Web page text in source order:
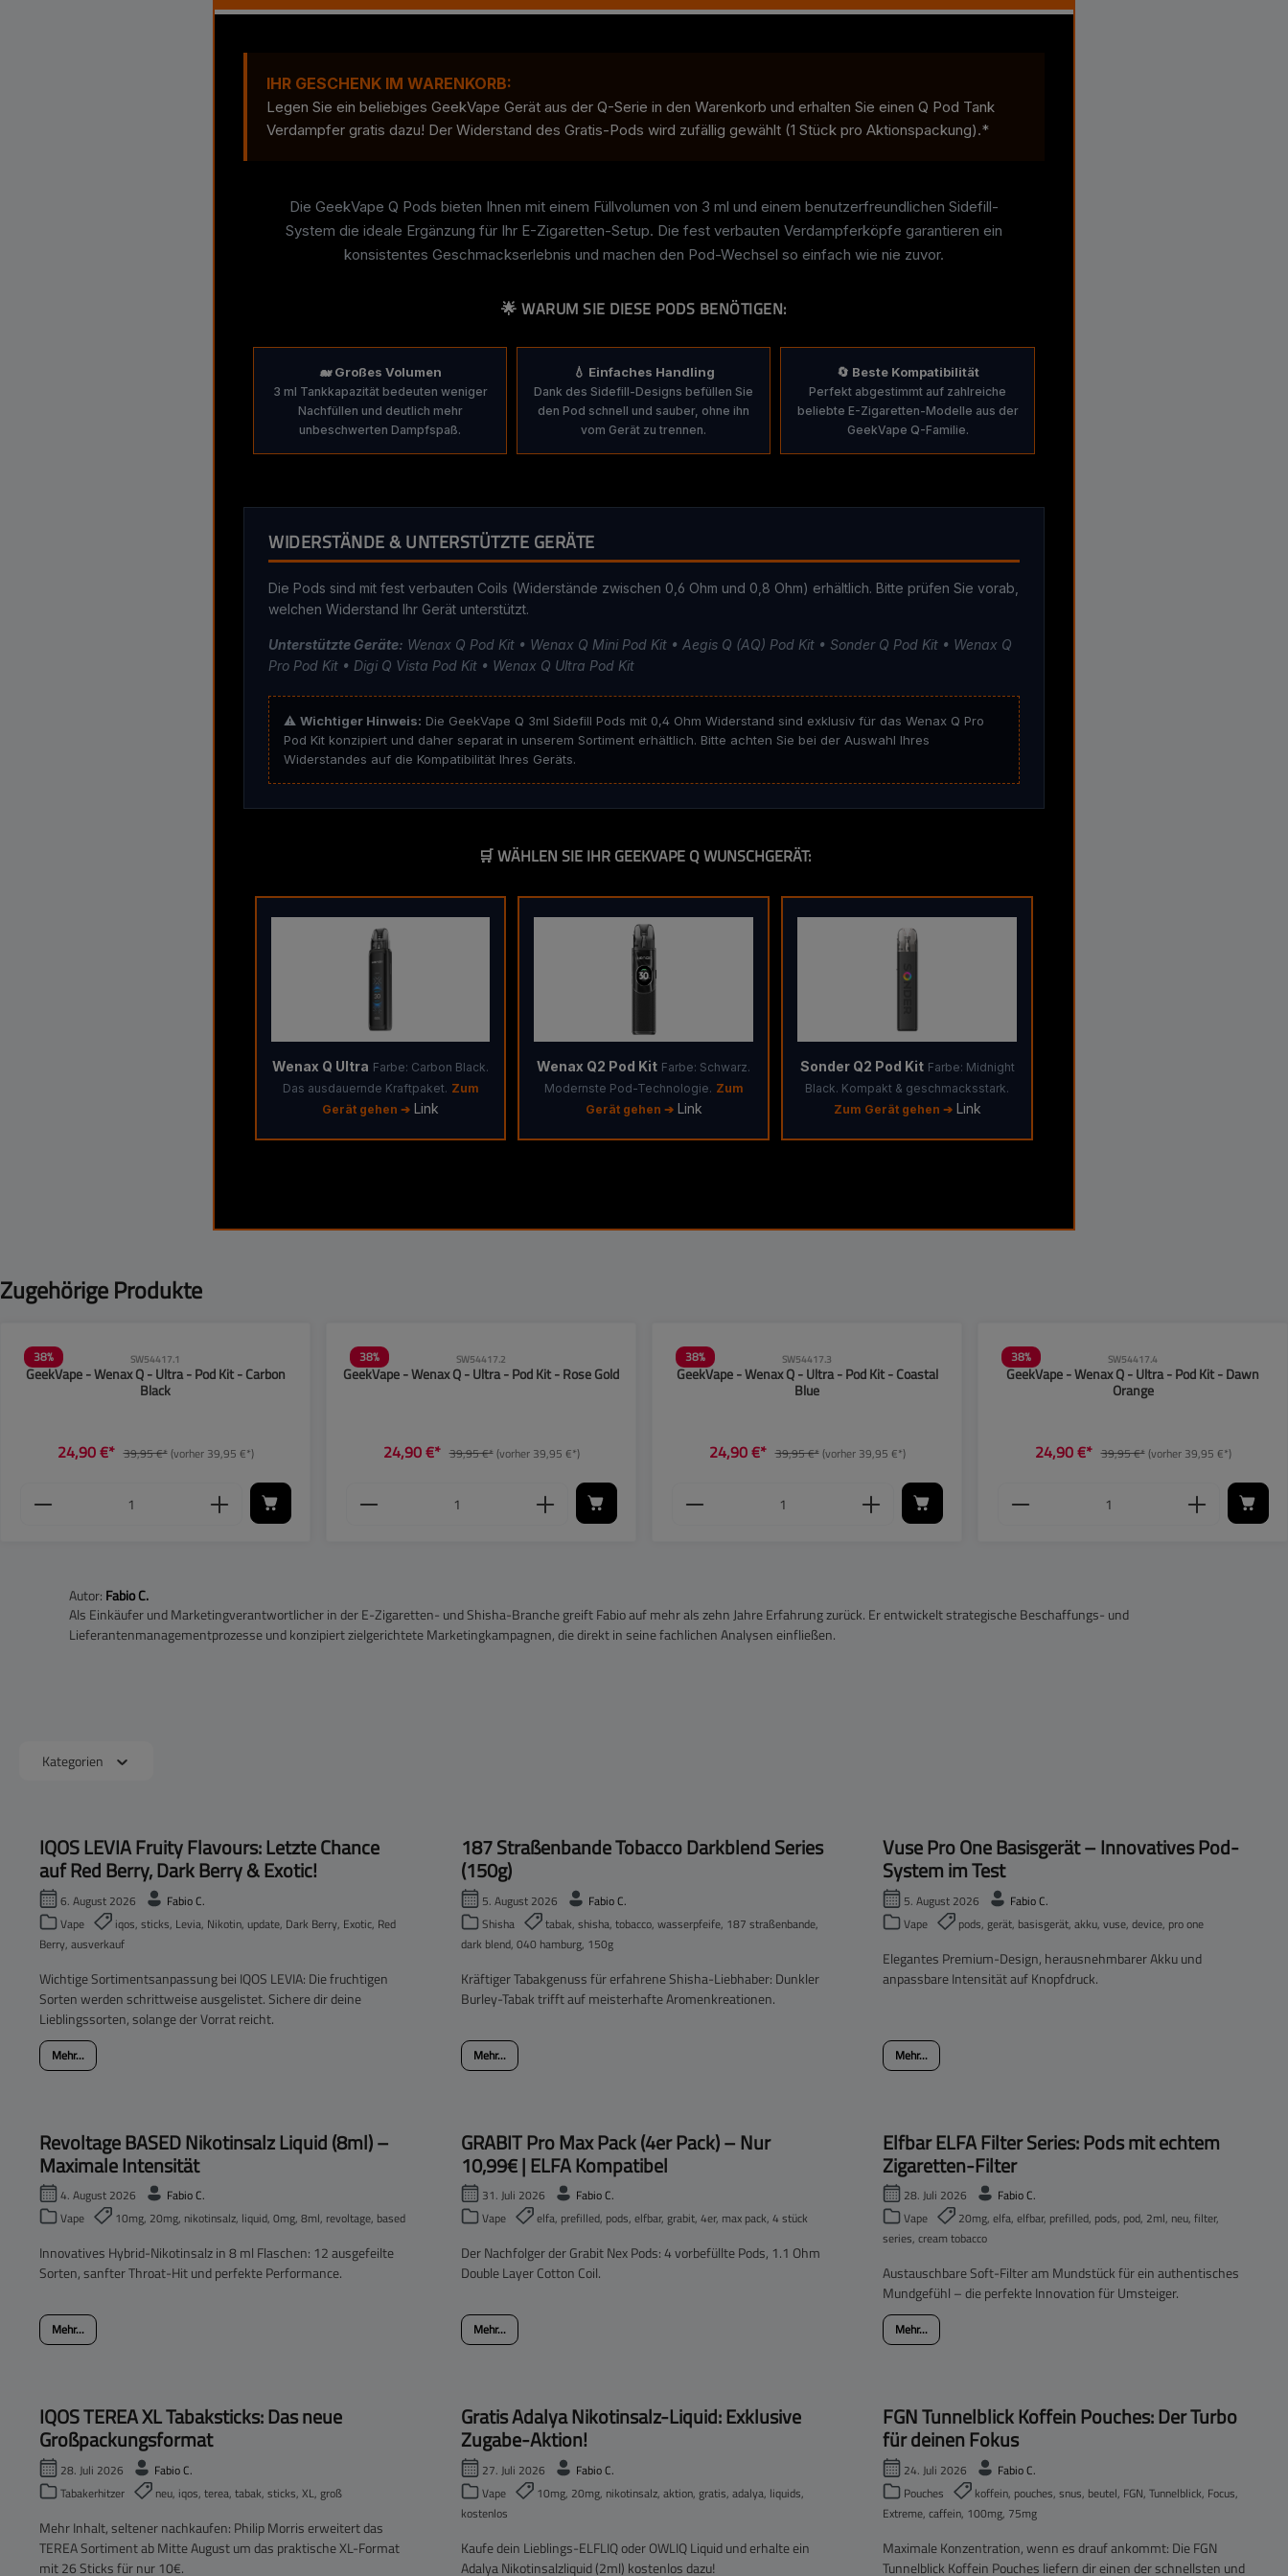
IHR GESCHENK IM WARENKORB:
Legen Sie ein beliebiges GeekVape Gerät aus der Q-Serie in den Warenkorb und erhalten Sie einen Q Pod Tank
Verdampfer gratis dazu! Der Widerstand des Gratis-Pods wird zufällig gewählt (1 Stück pro Aktionspackung).*
Die GeekVape Q Pods bieten Ihnen mit einem Füllvolumen von 3 ml und einem benutzerfreundlichen Sidefill-
System die ideale Ergänzung für Ihr E-Zigaretten-Setup. Die fest verbauten Verdampferköpfe garantieren ein
konsistentes Geschmackserlebnis und machen den Pod-Wechsel so einfach wie nie zuvor.
🌟 WARUM SIE DIESE PODS BENÖTIGEN:
🐋 Großes Volumen
3 ml Tankkapazität bedeuten weniger
Nachfüllen und deutlich mehr
unbeschwerten Dampfspaß.
💧 Einfaches Handling
Dank des Sidefill-Designs befüllen Sie
den Pod schnell und sauber, ohne ihn
vom Gerät zu trennen.
🔄 Beste Kompatibilität
Perfekt abgestimmt auf zahlreiche
beliebte E-Zigaretten-Modelle aus der
GeekVape Q-Familie.
WIDERSTÄNDE & UNTERSTÜTZTE GERÄTE
Die Pods sind mit fest verbauten Coils (Widerstände zwischen 0,6 Ohm und 0,8 Ohm) erhältlich. Bitte prüfen Sie vorab,
welchen Widerstand Ihr Gerät unterstützt.
Unterstützte Geräte: Wenax Q Pod Kit • Wenax Q Mini Pod Kit • Aegis Q (AQ) Pod Kit • Sonder Q Pod Kit • Wenax Q
Pro Pod Kit • Digi Q Vista Pod Kit • Wenax Q Ultra Pod Kit
⚠️ Wichtiger Hinweis: Die GeekVape Q 3ml Sidefill Pods mit 0,4 Ohm Widerstand sind exklusiv für das Wenax Q Pro
Pod Kit konzipiert und daher separat in unserem Sortiment erhältlich. Bitte achten Sie bei der Auswahl Ihres
Widerstandes auf die Kompatibilität Ihres Geräts.
🛒 WÄHLEN SIE IHR GEEKVAPE Q WUNSCHGERÄT:
Wenax Q Ultra Farbe: Carbon Black.
Das ausdauernde Kraftpaket. Zum
Gerät gehen ➔ Link
Wenax Q2 Pod Kit Farbe: Schwarz.
Modernste Pod-Technologie. Zum
Gerät gehen ➔ Link
Sonder Q2 Pod Kit Farbe: Midnight
Black. Kompakt & geschmacksstark.
Zum Gerät gehen ➔ Link
Produktgalerie überspringen
Zugehörige Produkte
oder zu reduzieren.
um die Anzahl zu erhöhen oder zu reduzieren.
Wert ein oder benutze die Schaltflächen, um die Anzahl zu erhöhen oder zu reduzieren.
38% SW54417.1
GeekVape - Wenax Q - Ultra - Pod Kit - Carbon
Black
24,90 €* 39,95 €*(vorher 39,95 €*)
Produkt Anzahl: Gib den gewünschten Wert ein oder benutze die Schaltflächen, um die Anzahl zu erhöhen oder zu reduzieren.
38% SW54417.2
GeekVape - Wenax Q - Ultra - Pod Kit - Rose Gold
24,90 €* 39,95 €*(vorher 39,95 €*)
Produkt Anzahl: Gib den gewünschten Wert ein oder benutze die Schaltflächen, um die Anzahl zu
38% SW54417.3
GeekVape - Wenax Q - Ultra - Pod Kit - Coastal
Blue
24,90 €* 39,95 €*(vorher 39,95 €*)
Produkt Anzahl: Gib den gewünschten Wert ein oder benutze
38% SW54417.4
GeekVape - Wenax Q - Ultra - Pod Kit - Dawn
Orange
24,90 €* 39,95 €*(vorher 39,95 €*)
Produkt Anzahl: Gib den
Autor: Fabio C.
Als Einkäufer und Marketingverantwortlicher in der E-Zigaretten- und Shisha-Branche greift Fabio auf mehr als zehn Jahre Erfahrung zurück. Er entwickelt strategische Beschaffungs- und
Lieferantenmanagementprozesse und konzipiert zielgerichtete Marketingkampagnen, die direkt in seine fachlichen Analysen einfließen.
Kategorien
IQOS LEVIA Fruity Flavours: Letzte Chance
auf Red Berry, Dark Berry & Exotic!
6. August 2026
Fabio C.
Vape
iqos, sticks, Levia, Nikotin, update, Dark Berry, Exotic, Red
Berry, ausverkauf
Wichtige Sortimentsanpassung bei IQOS LEVIA: Die fruchtigen
Sorten werden schrittweise ausgelistet. Sichere dir deine
Lieblingssorten, solange der Vorrat reicht.
Mehr...
187 Straßenbande Tobacco Darkblend Series
(150g)
5. August 2026
Fabio C.
Shisha
tabak, shisha, tobacco, wasserpfeife, 187 straßenbande,
dark blend, 040 hamburg, 150g
Kräftiger Tabakgenuss für erfahrene Shisha-Liebhaber: Dunkler
Burley-Tabak trifft auf meisterhafte Aromenkreationen.
Mehr...
Vuse Pro One Basisgerät – Innovatives Pod-
System im Test
5. August 2026
Fabio C.
Vape
pods, gerät, basisgerät, akku, vuse, device, pro one
Elegantes Premium-Design, herausnehmbarer Akku und
anpassbare Intensität auf Knopfdruck.
Mehr...
Revoltage BASED Nikotinsalz Liquid (8ml) –
Maximale Intensität
4. August 2026
Fabio C.
Vape
10mg, 20mg, nikotinsalz, liquid, 0mg, 8ml, revoltage, based
Innovatives Hybrid-Nikotinsalz in 8 ml Flaschen: 12 ausgefeilte
Sorten, sanfter Throat-Hit und perfekte Performance.
Mehr...
GRABIT Pro Max Pack (4er Pack) – Nur
10,99€ | ELFA Kompatibel
31. Juli 2026
Fabio C.
Vape
elfa, prefilled, pods, elfbar, grabit, 4er, max pack, 4 stück
Der Nachfolger der Grabit Nex Pods: 4 vorbefüllte Pods, 1.1 Ohm
Double Layer Cotton Coil.
Mehr...
Elfbar ELFA Filter Series: Pods mit echtem
Zigaretten-Filter
28. Juli 2026
Fabio C.
Vape
20mg, elfa, elfbar, prefilled, pods, pod, 2ml, neu, filter,
series, cream tobacco
Austauschbare Soft-Filter am Mundstück für ein authentisches
Mundgefühl – die perfekte Innovation für Umsteiger.
Mehr...
IQOS TEREA XL Tabaksticks: Das neue
Großpackungsformat
28. Juli 2026
Fabio C.
Tabakerhitzer
neu, iqos, terea, tabak, sticks, XL, groß
Mehr Inhalt, seltener nachkaufen: Philip Morris erweitert das
TEREA Sortiment ab Mitte August um das praktische XL-Format
mit 26 Sticks für nur 10€.
Gratis Adalya Nikotinsalz-Liquid: Exklusive
Zugabe-Aktion!
27. Juli 2026
Fabio C.
Vape
10mg, 20mg, nikotinsalz, aktion, gratis, adalya, liquids,
kostenlos
Kaufe dein Lieblings-ELFLIQ oder OWLIQ Liquid und erhalte ein
Adalya Nikotinsalzliquid (2ml) kostenlos dazu!
FGN Tunnelblick Koffein Pouches: Der Turbo
für deinen Fokus
24. Juli 2026
Fabio C.
Pouches
koffein, pouches, snus, beutel, FGN, Tunnelblick, Focus,
Extreme, caffein, 100mg, 75mg
Maximale Konzentration, wenn es drauf ankommt: Die FGN
Tunnelblick Koffein Pouches liefern dir einen der schnellsten und